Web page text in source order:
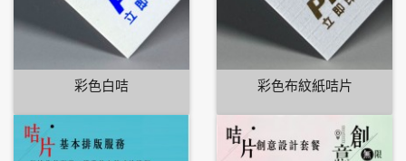
彩色白咭 彩色布紋紙咭片